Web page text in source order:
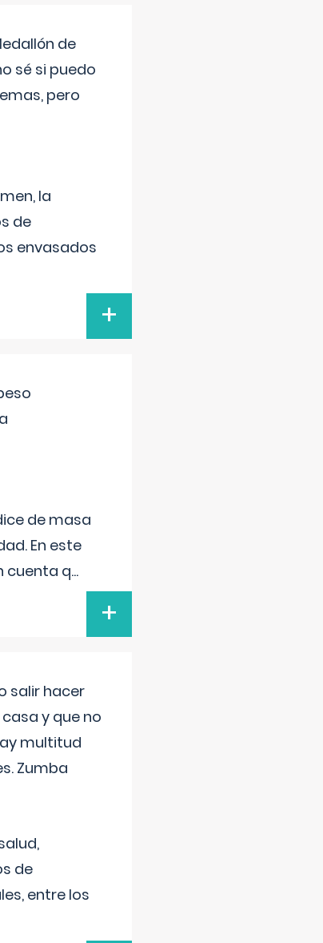
de
sé si puedo
pero
la
de
envasados
+
de masa
En este
cuenta q...
+
salir hacer
y que no
multitud
Zumba
de
entre los